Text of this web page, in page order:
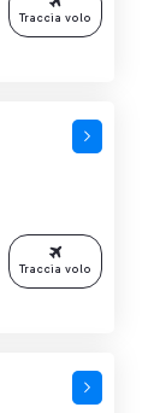
Traccia volo
Traccia volo